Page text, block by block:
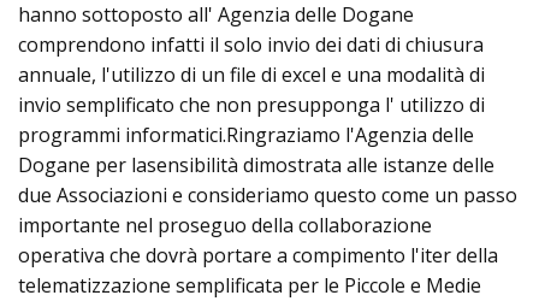
hanno sottoposto all' Agenzia delle Dogane
comprendono infatti il solo invio dei dati di chiusura
annuale, l'utilizzo di un file di excel e una modalità di
invio semplificato che non presupponga l' utilizzo di
programmi informatici.Ringraziamo l'Agenzia delle
Dogane per lasensibilità dimostrata alle istanze delle
due Associazioni e consideriamo questo come un passo
importante nel proseguo della collaborazione
operativa che dovrà portare a compimento l'iter della
telematizzazione semplificata per le Piccole e Medie